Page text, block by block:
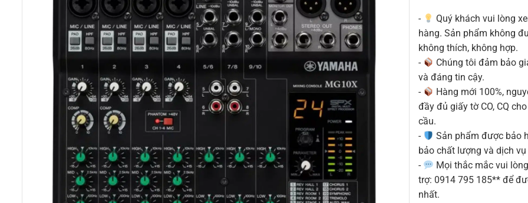
-
Quý khách vui lòng
hàng. Sản phẩm không
không thích, không hợp.
-
Chúng tôi đảm bảo
và đáng tin cậy.
-
Hàng mới 100%,
đầy đủ giấy tờ CO, CQ
cầu.
-
Sản phẩm được bảo
bảo chất lượng và dịch
-
Mọi thắc mắc vui
trợ: 0914 795 185** để
nhất.